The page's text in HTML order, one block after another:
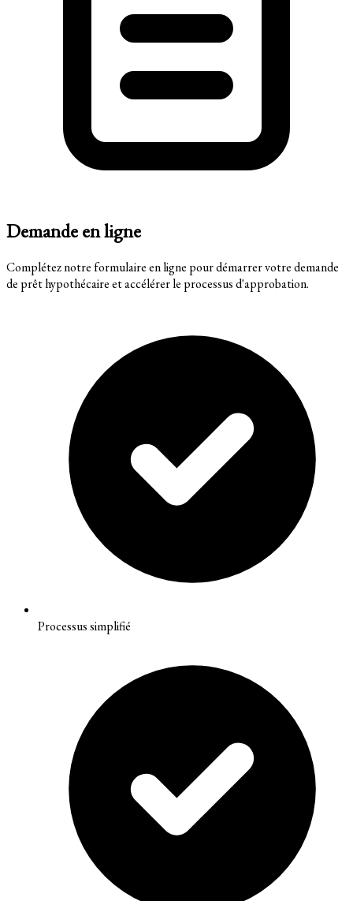
Demande en ligne
Complétez notre formulaire en ligne pour démarrer votre demande
de prêt hypothécaire et accélérer le processus d'approbation.
Processus simplifié